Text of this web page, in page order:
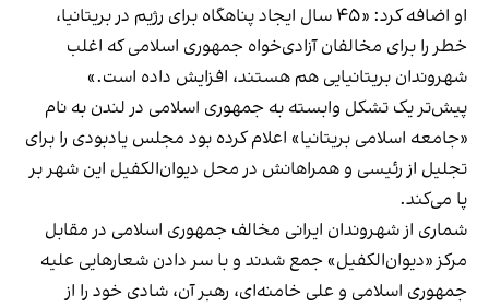
او اضافه کرد: «۴۵ سال ایجاد پناهگاه برای رژیم در بریتانیا،
خطر را برای مخالفان آزادی‌خواه جمهوری اسلامی که اغلب
شهروندان بریتانیایی هم هستند، افزایش داده است.»
پیش‌تر یک تشکل وابسته به جمهوری اسلامی در لندن به نام
«جامعه اسلامی بریتانیا» اعلام کرده بود مجلس یادبودی را برای
تجلیل از رئیسی و همراهانش در محل دیوان‌الکفیل این شهر بر
پا می‌کند.
شماری از شهروندان ایرانی مخالف جمهوری اسلامی در مقابل
مرکز «دیوان‌الکفیل» جمع شدند و با سر دادن شعارهایی علیه
جمهوری اسلامی و علی خامنه‌ای، رهبر آن، شادی خود را از